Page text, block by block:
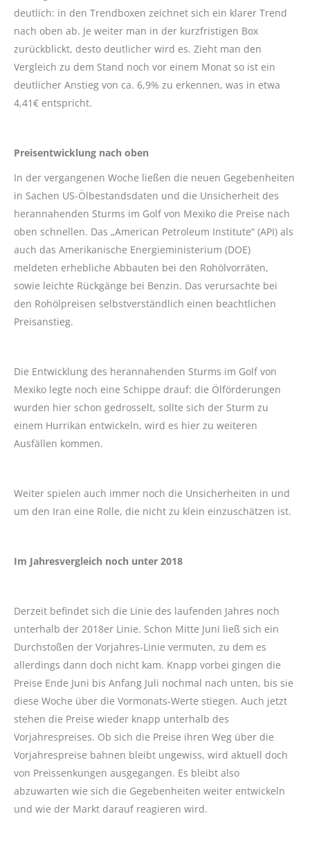
deutlich: in den Trendboxen zeichnet sich ein klarer Trend
nach oben ab. Je weiter man in der kurzfristigen Box
zurückblickt, desto deutlicher wird es. Zieht man den
Vergleich zu dem Stand noch vor einem Monat so ist ein
deutlicher Anstieg von ca. 6,9% zu erkennen, was in etwa
4,41€ entspricht.
Preisentwicklung nach oben
In der vergangenen Woche ließen die neuen Gegebenheiten
in Sachen US-Ölbestandsdaten und die Unsicherheit des
herannahenden Sturms im Golf von Mexiko die Preise nach
oben schnellen. Das „American Petroleum Institute“ (API) als
auch das Amerikanische Energieministerium (DOE)
meldeten erhebliche Abbauten bei den Rohölvorräten,
sowie leichte Rückgänge bei Benzin. Das verursachte bei
den Rohölpreisen selbstverständlich einen beachtlichen
Preisanstieg.
Die Entwicklung des herannahenden Sturms im Golf von
Mexiko legte noch eine Schippe drauf: die Ölförderungen
wurden hier schon gedrosselt, sollte sich der Sturm zu
einem Hurrikan entwickeln, wird es hier zu weiteren
Ausfällen kommen.
Weiter spielen auch immer noch die Unsicherheiten in und
um den Iran eine Rolle, die nicht zu klein einzuschätzen ist.
Im Jahresvergleich noch unter 2018
Derzeit befindet sich die Linie des laufenden Jahres noch
unterhalb der 2018er Linie. Schon Mitte Juni ließ sich ein
Durchstoßen der Vorjahres-Linie vermuten, zu dem es
allerdings dann doch nicht kam. Knapp vorbei gingen die
Preise Ende Juni bis Anfang Juli nochmal nach unten, bis sie
diese Woche über die Vormonats-Werte stiegen. Auch jetzt
stehen die Preise wieder knapp unterhalb des
Vorjahrespreises. Ob sich die Preise ihren Weg über die
Vorjahrespreise bahnen bleibt ungewiss, wird aktuell doch
von Preissenkungen ausgegangen. Es bleibt also
abzuwarten wie sich die Gegebenheiten weiter entwickeln
und wie der Markt darauf reagieren wird.